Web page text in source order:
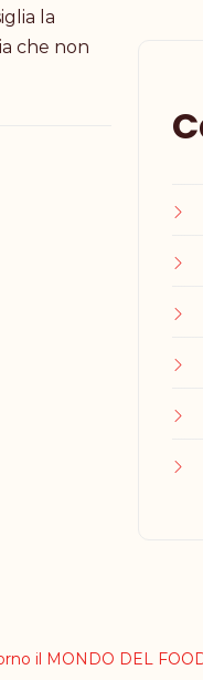
la
che non
il MONDO DEL